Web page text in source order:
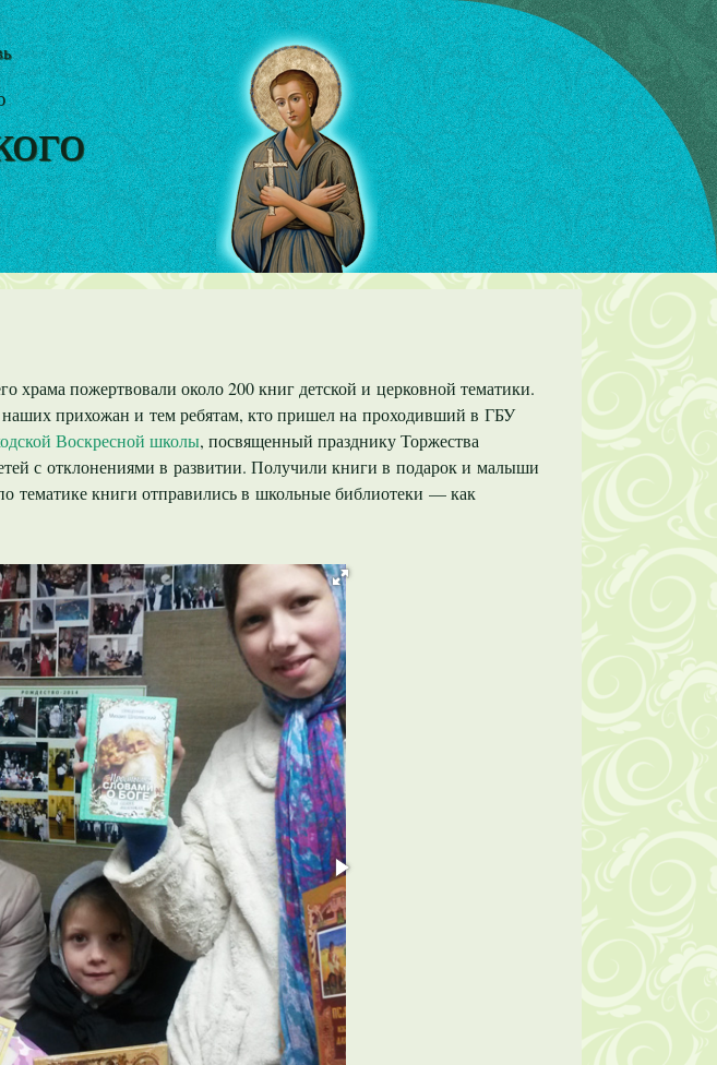
храма пожертвовали около 200 книг детской и церковной тематики.
прихожан и тем ребятам, кто пришел на проходивший в ГБУ
Воскресной школы, посвященный празднику Торжества
с отклонениями в развитии. Получили книги в подарок и малыши
тематике книги отправились в школьные библиотеки — как